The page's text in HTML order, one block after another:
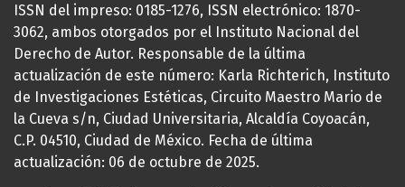
ISSN del impreso: 0185-1276, ISSN electrónico: 1870-
3062, ambos otorgados por el Instituto Nacional del
Derecho de Autor. Responsable de la última
actualización de este número: Karla Richterich, Instituto
de Investigaciones Estéticas, Circuito Maestro Mario de
la Cueva s/n, Ciudad Universitaria, Alcaldía Coyoacán,
C.P. 04510, Ciudad de México. Fecha de última
actualización: 06 de octubre de 2025.